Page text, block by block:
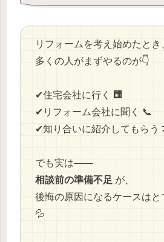
リフォームを考え始めたとき
多くの人がまずやるのが👇
✔住宅会社に行く 🏢
✔リフォーム会社に聞く 📞
✔知り合いに紹介してもらう
でも実は――
相談前の準備不足 が、
後悔の原因になるケースは
💦